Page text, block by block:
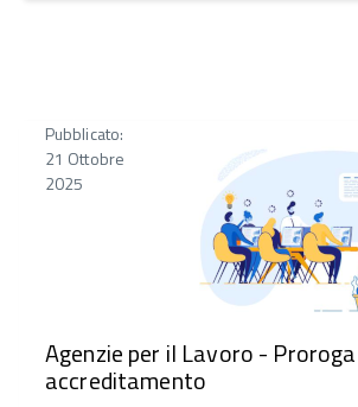
Pubblicato:
21 Ottobre
2025
Agenzie per il Lavoro -
accreditamento